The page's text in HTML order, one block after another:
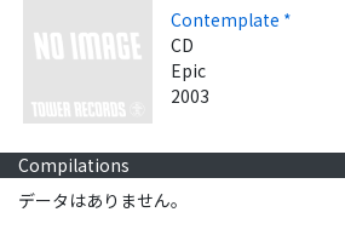
Contemplate *
CD
Epic
2003
Compilations
データはありません。